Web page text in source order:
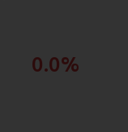
0.0%